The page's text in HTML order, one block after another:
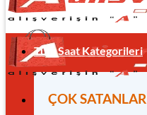
Tüm Saat Kategorileri
ÇOK SATANLAR